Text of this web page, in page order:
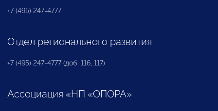
+7 (495) 247-4777
Отдел регионального развития
+7 (495) 247-4777 (доб. 116, 117)
Ассоциация «НП «ОПОРА»